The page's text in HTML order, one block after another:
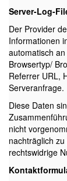
Server-Log-
Der Provider
Informationen
automatisch
Browsertyp/
Referrer URL,
Serveranfrage.
Diese Daten
nicht
nachträglich
rechtswidrige